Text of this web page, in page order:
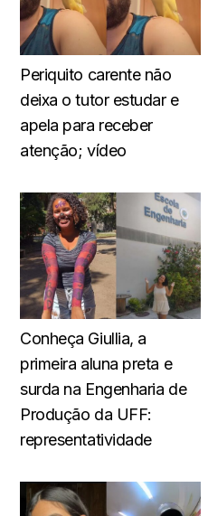
Periquito carente não
deixa o tutor estudar e
apela para receber
atenção; vídeo
Conheça Giullia, a
primeira aluna preta e
surda na Engenharia de
Produção da UFF:
representatividade